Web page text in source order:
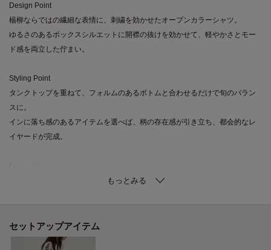
Design Point
楊柳ならではの繊細な表情に、刺繍を効かせたオープンカラーシャツ。
ゆるさのあるボックスシルエットに開襟の抜けを効かせて、軽やかさとモー
ド感を両立した佇まい。
Styling Point
タンクトップを重ねて、フォルムのあるボトムと合わせるだけで旬のバラン
スに。
インに落ち感のあるアイテムを選べば、柄の存在感が引き立ち、都会的なレ
イヤードが完成。
薄手でさらりとした質感に、刺繍の立体感が映える素材感。
モデル身長：162cm 着用サイズ：38（M）
セットアップアイテム